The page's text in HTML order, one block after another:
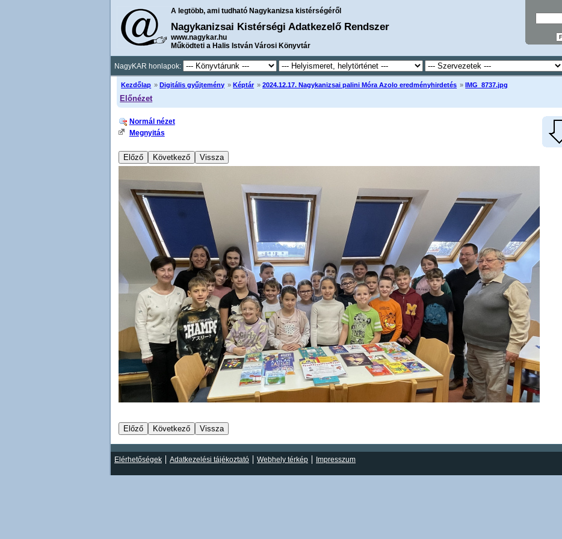
A legtöbb, ami tudható Nagykanizsa kistérségéről
Nagykanizsai Kistérségi Adatkezelő Rendszer
www.nagykar.hu
Működteti a Halis István Városi Könyvtár
NagyKAR honlapok:
Kezdőlap » Digitális gyűjtemény » Képtár »2024.12.17. Nagykanizsai palini Móra Azolo eredményhirdetés » IMG_8737.jpg
Előnézet
Normál nézet
Megnyitás
Elérhetőségek Adatkezelési tájékoztató Webhely térkép Impresszum